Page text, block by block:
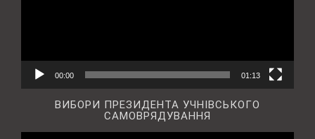
00:00 01:13
ВИБОРИ ПРЕЗИДЕНТА УЧНІВСЬКОГО
САМОВРЯДУВАННЯ